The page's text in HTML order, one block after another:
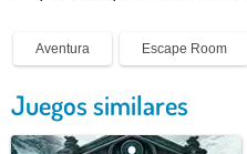
Aventura Escape Room
Juegos similares